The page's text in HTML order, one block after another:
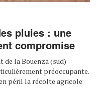
pluies : une
compromise
de la Bouenza (sud)
préoccupante.
péril la récolte agricole